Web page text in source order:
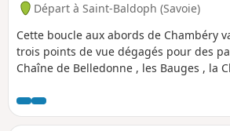
Départ à Saint-Baldoph (Savoie)
Cette boucle aux abords de Chambéry
trois points de vue dégagés pour des
Chaîne de Belledonne , les Bauges , la
comme une ambiance
les cigales pour l'instant.